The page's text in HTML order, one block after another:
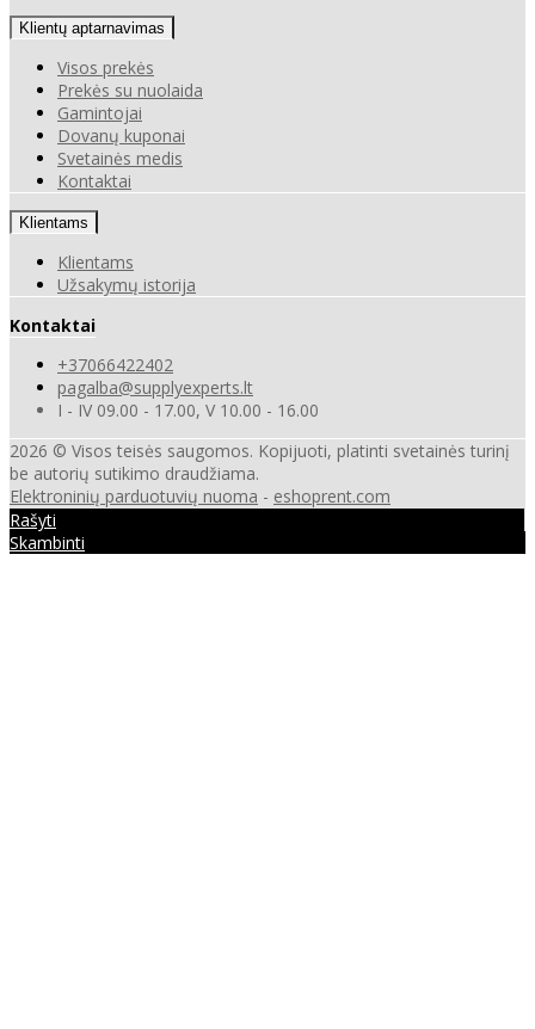
Klientų aptarnavimas
Visos prekės
Prekės su nuolaida
Gamintojai
Dovanų kuponai
Svetainės medis
Kontaktai
Klientams
Klientams
Užsakymų istorija
Kontaktai
+37066422402
pagalba@supplyexperts.lt
I - IV 09.00 - 17.00, V 10.00 - 16.00
2026 © Visos teisės saugomos. Kopijuoti, platinti svetainės turinį
be autorių sutikimo draudžiama.
Elektroninių parduotuvių nuoma - eshoprent.com
Rašyti
Skambinti